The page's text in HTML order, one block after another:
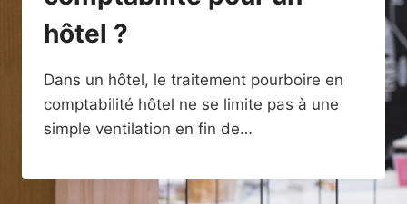
hôtel ?
Dans un hôtel, le traitement pourboire en
comptabilité hôtel ne se limite pas à une
simple ventilation en fin de…